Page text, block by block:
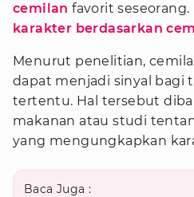
cemilan favorit
karakter berdasarkan
Menurut penelitian,
dapat menjadi sinyal bagi
tertentu. Hal tersebut
makanan atau studi
yang mengungkapkan
Baca Juga :